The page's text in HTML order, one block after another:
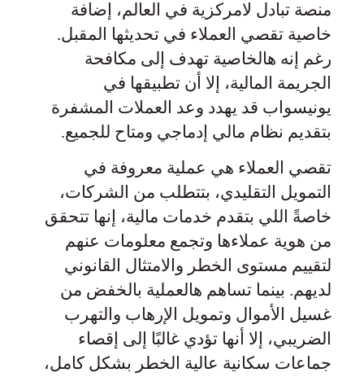
منصة تبادل لامركزية في العالم، إضافة
خاصية تقصي العملاء في تحديثها المقبل.
رغم إنه هالخاصية تهدف إلى مكافحة
الجريمة المالية، إلا أن تطبيقها في
يونيسواب قد يهدد وعد العملات المشفرة
بتقديم نظام مالي إدماجي ومتاح للجميع.
تقصي العملاء هي عملية معروفة في
التمويل التقليدي، بتتطلب من الشركات،
خاصةً اللي بتقدم خدمات مالية، إنها تتحقق
من هوية عملاءها وتجمع معلومات عنهم
لتقييم مستوى الخطر والامتثال القانوني
لديهم. بينما تساهم هالعملية بالخفض من
غسيل الأموال وتمويل الإرهاب والتهرب
الضريبي، إلا أنها تؤدي غالبًا إلى إقصاء
جماعات سكانية عالية الخطر بشكل كامل،